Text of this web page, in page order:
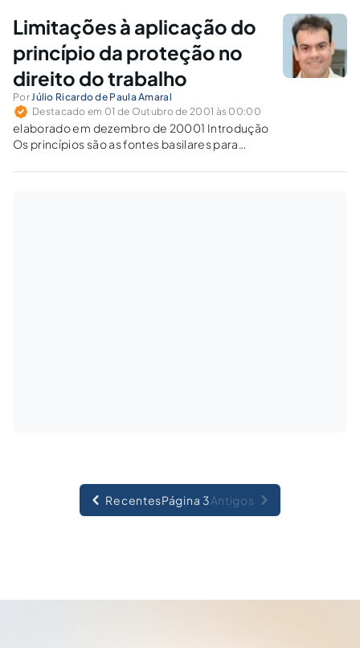
Limitações à aplicação do
princípio da proteção no
direito do trabalho
PorJúlio Ricardo de Paula Amaral
Destacado em 01 de Outubro de 2001 às 00:00
elaborado em dezembro de 20001 Introdução
Os princípios são as fontes basilares para
sua formação como em sua aplicação. Em
RecentesPágina 3Antigos